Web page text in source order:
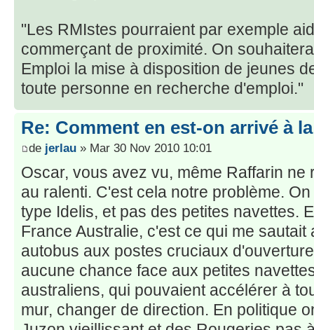
"Les RMIstes pourraient par exemple
commerçant de proximité. On
Emploi la mise à disposition de jeunes
toute personne en recherche d'emploi."
Re: Comment en est-on arrivé à
de jerlau » Mar 30 Nov 2010 10:01
Oscar, vous avez vu, même Raffarin ne
au ralenti. C'est cela notre problème.
type Idelis, et pas des petites navettes.
France Australie, c'est ce qui me sautait
autobus aux postes cruciaux
aucune chance face aux petites
australiens, qui pouvaient accélérer à
mur, changer de direction. En politique